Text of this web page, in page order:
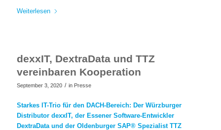
Weiterlesen
dexxIT, DextraData und TTZ
vereinbaren Kooperation
September 3, 2020 / in Presse
Starkes IT-Trio für den DACH-Bereich: Der Würzburger
Distributor dexxIT, der Essener Software-Entwickler
DextraData und der Oldenburger SAP® Spezialist TTZ